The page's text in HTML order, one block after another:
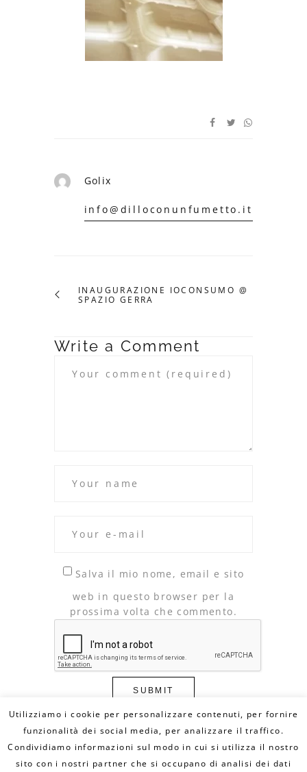
Golix
info@dilloconunfumetto.it
INAUGURAZIONE IOCONSUMO @
SPAZIO GERRA
Write a Comment
Salva il mio nome, email e sito
web in questo browser per la
prossima volta che commento.
© Copyright 2020 DILLO CON UN FUMETTO. All
Rights Reserved - MAIL:
info@dilloconunfumetto.it- TEL: 339.7079217 -
Utilizziamo i cookie per personalizzare contenuti, per fornire
funzionalità dei social media, per analizzare il traffico.
Condividiamo informazioni sul modo in cui si utilizza il nostro
sito con i nostri partner che si occupano di analisi dei dati